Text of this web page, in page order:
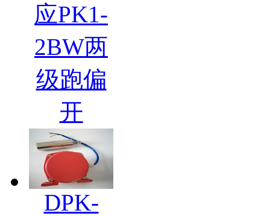
应PK1-
2BW两
级跑偏
开
DPK-